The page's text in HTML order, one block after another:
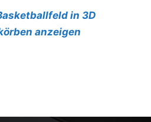
in 3D
anzeigen